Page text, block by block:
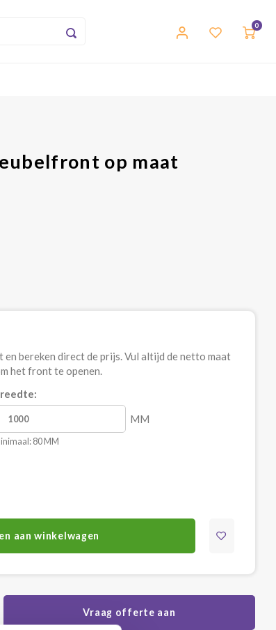
0
op maat
bereken direct de prijs. Vul altijd de netto maat
het front te openen.
MM
80 MM
aan winkelwagen
Vraag offerte aan